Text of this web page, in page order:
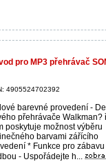
pro MP3 přehrávač
4905524702392
barevné provedení -
přehrávače Walkman?
poskytuje možnost výběru
barvami zářícího
* Funkce pro zábavu
- Uspořádejte h...